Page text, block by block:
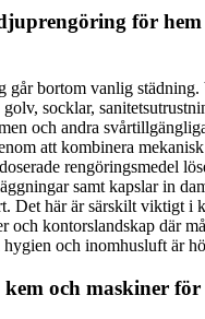
för
går bortom vanlig städning.
socklar,
och andra
att kombinera
rengöringsmedel
samt kapslar in
Det här är särskilt viktigt i
och kontorslandskap där
och inomhusluft är
kem och maskiner